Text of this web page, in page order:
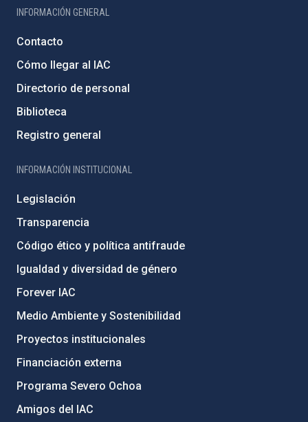
INFORMACIÓN GENERAL
Contacto
Cómo llegar al IAC
Directorio de personal
Biblioteca
Registro general
INFORMACIÓN INSTITUCIONAL
Legislación
Transparencia
Código ético y política antifraude
Igualdad y diversidad de género
Forever IAC
Medio Ambiente y Sostenibilidad
Proyectos institucionales
Financiación externa
Programa Severo Ochoa
Amigos del IAC